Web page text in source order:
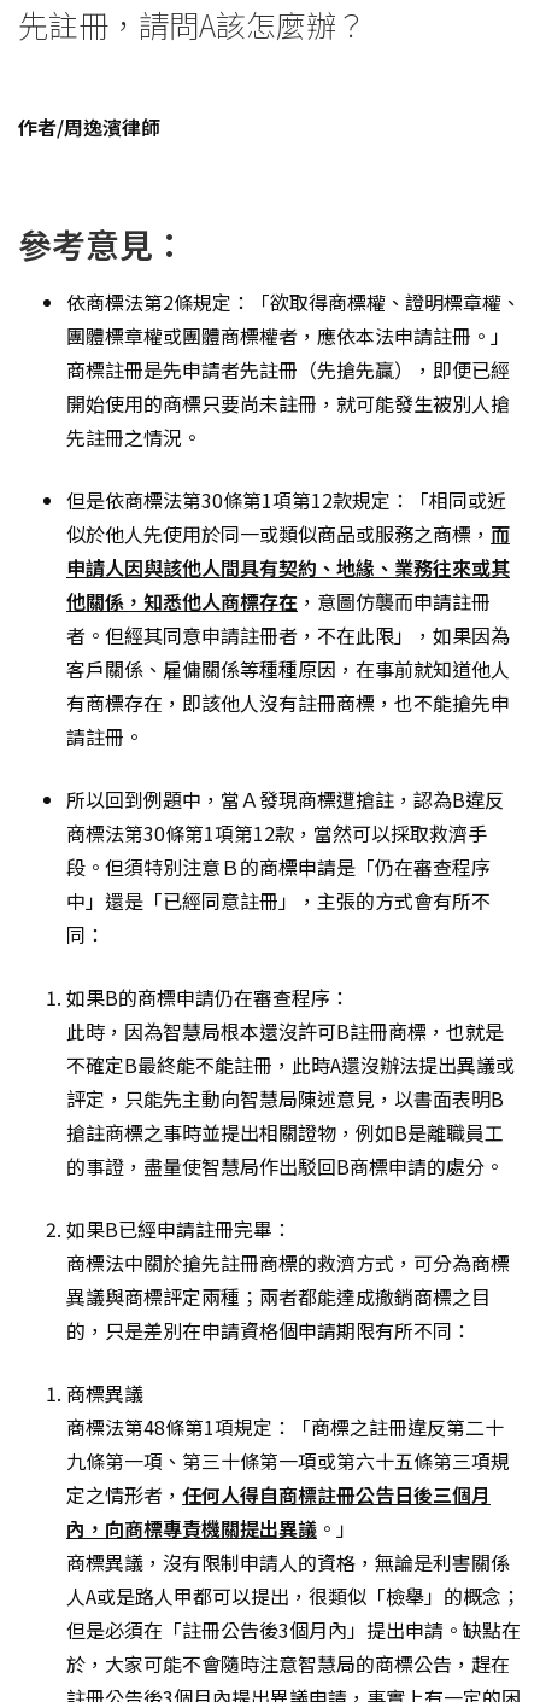
先註冊，請問A該怎麼辦？
作者/周逸濱律師
參考意見：
依商標法第2條規定：「欲取得商標權、證明標章權、
團體標章權或團體商標權者，應依本法申請註冊。」
商標註冊是先申請者先註冊（先搶先贏），即便已經
開始使用的商標只要尚未註冊，就可能發生被別人搶
先註冊之情況。
但是依商標法第30條第1項第12款規定：「相同或近
似於他人先使用於同一或類似商品或服務之商標， 而
申請人因與該他人間具有契約、地緣、業務往來或其
他關係，知悉他人商標存在 ，意圖仿襲而申請註冊
者。但經其同意申請註冊者，不在此限」，如果因為
客戶關係、雇傭關係等種種原因，在事前就知道他人
有商標存在，即該他人沒有註冊商標，也不能搶先申
請註冊。
所以回到例題中，當Ａ發現商標遭搶註，認為B違反
商標法第30條第1項第12款，當然可以採取救濟手
段。但須特別注意Ｂ的商標申請是「仍在審查程序
中」還是「已經同意註冊」，主張的方式會有所不
同：
如果B的商標申請仍在審查程序：
此時，因為智慧局根本還沒許可B註冊商標，也就是
不確定B最終能不能註冊，此時A還沒辦法提出異議或
評定，只能先主動向智慧局陳述意見，以書面表明B
搶註商標之事時並提出相關證物，例如B是離職員工
的事證，盡量使智慧局作出駁回B商標申請的處分。
如果B已經申請註冊完畢：
商標法中關於搶先註冊商標的救濟方式，可分為商標
異議與商標評定兩種；兩者都能達成撤銷商標之目
的，只是差別在申請資格個申請期限有所不同：
商標異議
商標法第48條第1項規定：「商標之註冊違反第二十
九條第一項、第三十條第一項或第六十五條第三項規
定之情形者， 任何人得自商標註冊公告日後三個月
內，向商標專責機關提出異議 。」
商標異議，沒有限制申請人的資格，無論是利害關係
人A或是路人甲都可以提出，很類似「檢舉」的概念；
但是必須在「註冊公告後3個月內」提出申請。缺點在
於，大家可能不會隨時注意智慧局的商標公告，趕在